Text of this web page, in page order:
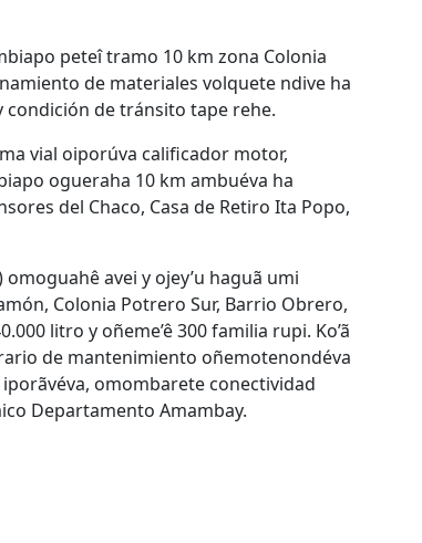
peteî tramo 10 km zona Colonia
de materiales volquete ndive ha
de tránsito tape rehe.
vial oiporúva calificador motor,
ogueraha 10 km ambuéva ha
del Chaco, Casa de Retiro Ita Popo,
avei y ojey’u haguã umi
Colonia Potrero Sur, Barrio Obrero,
litro y oñeme’ê 300 familia rupi. Ko’ã
de mantenimiento oñemotenondéva
omombarete conectividad
Departamento Amambay.